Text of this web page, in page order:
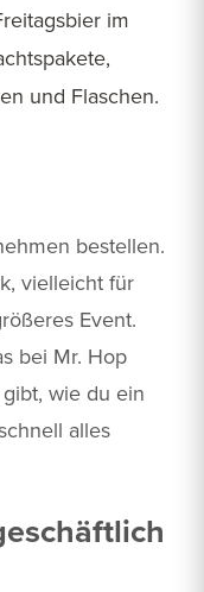
im
und Flaschen.
bestellen.
vielleicht für
Event.
bei Mr. Hop
wie du ein
alles